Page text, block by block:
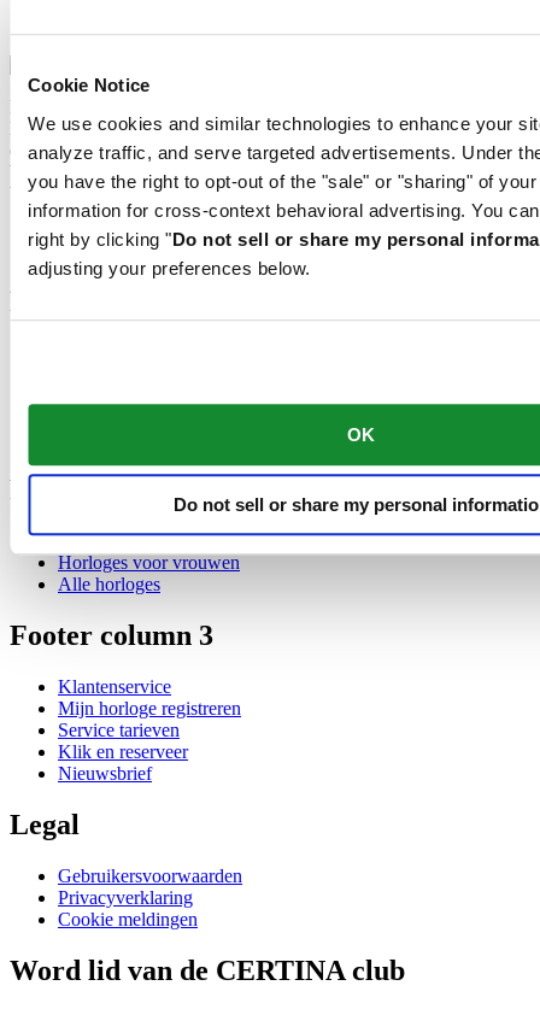
Cookie Notice
We use cookies and similar technologies to enhance your
analyze traffic, and serve targeted advertisements. Under
you have the right to opt-out of the "sale" or "sharing" of
information for cross-context behavioral advertising. You
right by clicking "Do not sell or share my personal
adjusting your preferences below.
OK
Do not sell or share my personal
Het mechanische uurwerk van dit horloge is uitgerust met een
Nivachron™-balansveer. Dit innovatieve materiaal werd ontwikkeld
om de weerstand tegen magnetische velden te verhogen. Het is een
belangrijk onderdeel dat een blijvende bijdrage levert aan de
betrouwbaarheid, robuustheid en nauwkeurigheid van het horloge.
Gerelateerde producten
Footer column 1
Footer column 2
Horloges voor mannen
Horloges voor vrouwen
Alle horloges
Footer column 3
Klantenservice
Mijn horloge registreren
Service tarieven
Klik en reserveer
Nieuwsbrief
Legal
Gebruikersvoorwaarden
Privacyverklaring
Cookie meldingen
Word lid van de CERTINA club